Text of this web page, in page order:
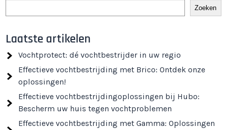
Zoeken
Laatste artikelen
Vochtprotect: dé vochtbestrijder in uw regio
Effectieve vochtbestrijding met Brico: Ontdek onze
oplossingen!
Effectieve vochtbestrijdingoplossingen bij Hubo:
Bescherm uw huis tegen vochtproblemen
Effectieve vochtbestrijding met Gamma: Oplossingen